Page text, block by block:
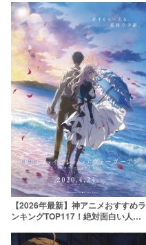
【2026年最新】神アニメおすすめラ
ンキングTOP117！絶対面白い人気